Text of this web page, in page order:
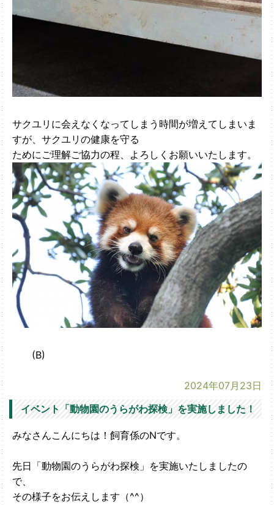
サクユリに会えなくなってしまう時間が増えてしまいま
すが、サクユリの健康を守る
ためにご理解ご協力の程、よろしくお願いいたします。
(B)
2024年07月23日
イベント「動物園のうらがわ探検」を実施しました！
みなさんこんにちは！飼育係のNです。
先日「動物園のうらがわ探検」を実施いたしましたの
で、
その様子をお伝えします（^^）